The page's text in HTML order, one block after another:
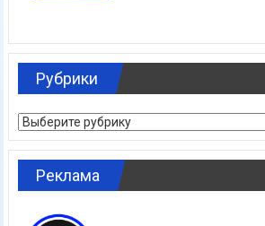
Рубрики
Рубрики
Реклама